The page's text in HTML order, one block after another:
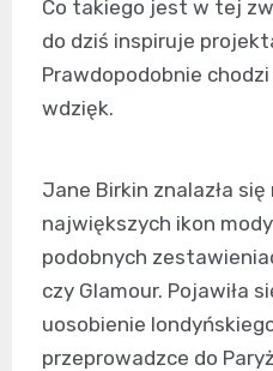
Co takiego jest w tej
do dziś inspiruje
Prawdopodobnie
wdzięk.
Jane Birkin znalazła
największych ikon
podobnych
czy Glamour. Pojawiła
uosobienie
przeprowadzce do